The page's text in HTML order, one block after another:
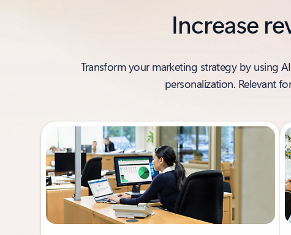
Increase
Transform your marketing strategy by using
personalization. Relevant